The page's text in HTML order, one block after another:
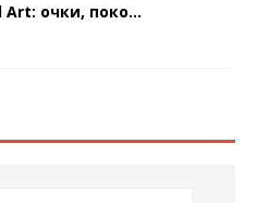
очки, поко...